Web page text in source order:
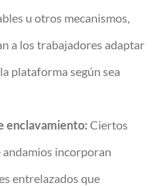
u otros mecanismos,
a los trabajadores adaptar
plataforma según sea
enclavamiento: Ciertos
andamios incorporan
entrelazados que